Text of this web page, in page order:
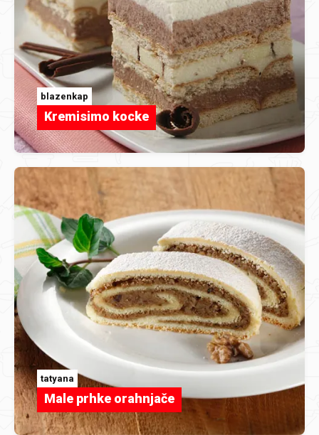
blazenkap
Kremisimo kocke
tatyana
Male prhke orahnjače